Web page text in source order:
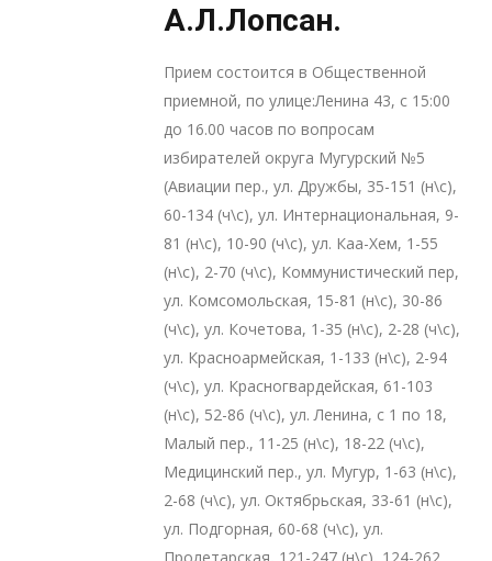
А.Л.Лопсан.
Прием состоится в Общественной
приемной, по улице:Ленина 43, с 15:00
до 16.00 часов по вопросам
избирателей округа Мугурский №5
(Авиации пер., ул. Дружбы, 35-151 (н\с),
60-134 (ч\с), ул. Интернациональная, 9-
81 (н\с), 10-90 (ч\с), ул. Каа-Хем, 1-55
(н\с), 2-70 (ч\с), Коммунистический пер,
ул. Комсомольская, 15-81 (н\с), 30-86
(ч\с), ул. Кочетова, 1-35 (н\с), 2-28 (ч\с),
ул. Красноармейская, 1-133 (н\с), 2-94
(ч\с), ул. Красногвардейская, 61-103
(н\с), 52-86 (ч\с), ул. Ленина, с 1 по 18,
Малый пер., 11-25 (н\с), 18-22 (ч\с),
Медицинский пер., ул. Мугур, 1-63 (н\с),
2-68 (ч\с), ул. Октябрьская, 33-61 (н\с),
ул. Подгорная, 60-68 (ч\с), ул.